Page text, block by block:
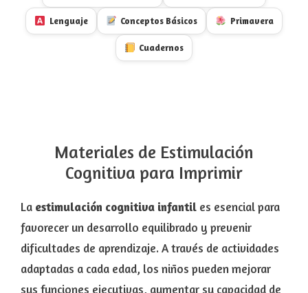
Lenguaje Conceptos Básicos Primavera
Cuadernos
Materiales de Estimulación
Cognitiva para Imprimir
La estimulación cognitiva infantil es esencial para
favorecer un desarrollo equilibrado y prevenir
dificultades de aprendizaje. A través de actividades
adaptadas a cada edad, los niños pueden mejorar
sus funciones ejecutivas, aumentar su capacidad de